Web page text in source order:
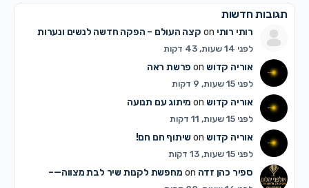
תגובות חדשות
רותי רותיon קצה העולם – הפקה חדשה לנשים ונערות
לפני 14 שעות, 43 דקות
אוריה קדושon פרשת ראה
לפני 15 שעות, 9 דקות
אוריה קדושon מיתוג עם תנועה
לפני 15 שעות, 11 דקות
אוריה קדושon שיתוף חם חם!
לפני 15 שעות, 13 דקות
ספיר כהן זדהon מחפשת לקנות שיר לבת מצווה—–